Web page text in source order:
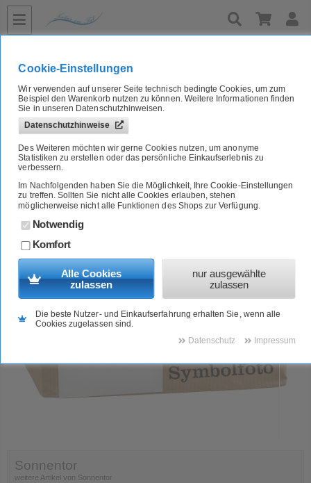
Bio Gewürz Flohsamen Hildegard 1000g Sonnentor
Bio Gewürz Flohsamen Hildegard 1000g Sonnentor
Artikel-Nr.:7190347G
Sonnentor
weitere Artikel von Sonnentor
Cookie-Einstellungen
Wir verwenden auf unserer Seite technisch bedingte Cookies, um zum
Beispiel den Warenkorb nutzen zu können. Weitere Informationen finden
Sie in unseren Datenschutzhinweisen.
Datenschutzhinweise
Des Weiteren möchten wir gerne Cookies nutzen, um anonyme
Statistiken zu erstellen oder das persönliche Einkaufserlebnis zu
verbessern.
Im Nachfolgenden haben Sie die Möglichkeit, Ihre Cookie-Einstellungen
zu treffen. Sollten Sie nicht alle Cookies erlauben, stehen
möglicherweise nicht alle Funktionen des Shops zur Verfügung.
Notwendig
Komfort
Alle Cookies
zulassen
nur ausgewählte
zulassen
Die beste Nutzer- und Einkaufserfahrung erhalten Sie, wenn alle
Cookies zugelassen sind.
Datenschutz Impressum